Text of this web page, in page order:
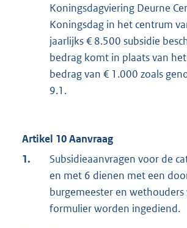
Koningsdagviering Deurne
Koningsdag in het centrum
jaarlijks € 8.500 subsidie
bedrag komt in plaats van
bedrag van € 1.000 zoals
9.1.
Artikel 10 Aanvraag
1.
Subsidieaanvragen voor de
en met 6 dienen met een
burgemeester en wethouders
formulier worden ingediend.